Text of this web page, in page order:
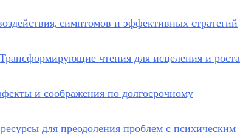
симптомов и эффективных стратегий
чтения для исцеления и роста
и соображения по долгосрочному
для преодоления проблем с психическим